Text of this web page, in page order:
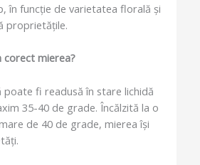
în funcție de varietatea florală și
proprietățile.
corect mierea?
poate fi readusă în stare lichidă
35-40 de grade. Încălzită la o
de 40 de grade, mierea își